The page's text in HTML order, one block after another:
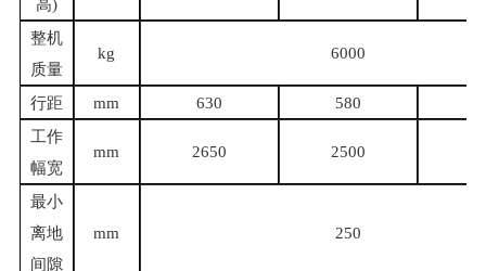
高)
整机
质量
kg 6000
行距 mm 630 580
工作
幅宽
mm 2650 2500
最小
离地
间隙
mm 250